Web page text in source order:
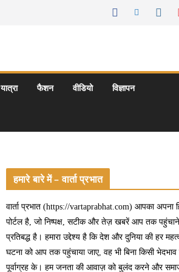
यात्रा फैशन वीडियो विज्ञापन
हमारे बारे में – वार्ता प्रभात
वार्ता प्रभात (https://vartaprabhat.com) आपका अपना
पोर्टल है, जो निष्पक्ष, सटीक और तेज़ खबरें आप तक
प्रतिबद्ध है। हमारा उद्देश्य है कि देश और दुनिया की हर
घटना को आप तक पहुंचाया जाए, वह भी बिना किसी भेदभाव
पूर्वाग्रह के। हम जनता की आवाज़ को बुलंद करने और